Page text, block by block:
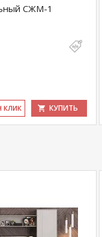
СЖМ-1
КЛИК КУПИТЬ